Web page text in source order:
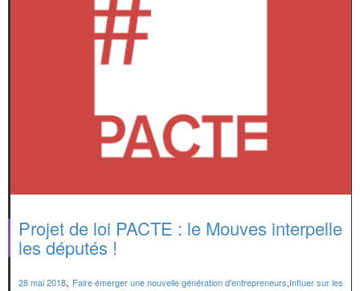
Projet de loi PACTE : le Mouves interpelle
les députés !
28 mai 2018, Faire émerger une nouvelle génération d'entrepreneurs,Influer sur les